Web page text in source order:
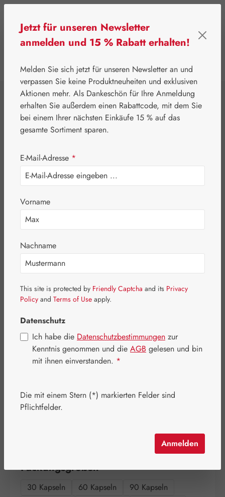
⌂ Aktionen Newsletter-Angebote
Jetlag-Hecht 2,5
mg Kapseln
Bildergalerie überspringen
Regulärer Preis:
284,80 € (20% gespart)
Inhalt: 0.207 Kilogramm (1.100,68 € / 1 Kilogramm)
Preise inkl. MwSt. zzgl. Versandkosten
Packungsgrößenauswählen
30 Kapseln 60 Kapseln
90 Kapseln
Jetzt für unseren Newsletter
anmelden und 15 % Rabatt erhalten!
Melden Sie sich jetzt für unseren Newsletter an und
verpassen Sie keine Produktneuheiten und exklusiven
Aktionen mehr. Als Dankeschön für Ihre Anmeldung
erhalten Sie außerdem einen Rabattcode, mit dem Sie
bei einem Ihrer nächsten Einkäufe 15 % auf das
gesamte Sortiment sparen.
E-Mail-Adresse *
Vorname
Nachname
This site is protected by Friendly Captcha and its Privacy
Policy and Terms of Use apply.
Datenschutz
Ich habe die Datenschutzbestimmungen zur
Kenntnis genommen und die AGB gelesen und bin
mit ihnen einverstanden. *
Die mit einem Stern (*) markierten Felder sind
Pflichtfelder.
Anmelden